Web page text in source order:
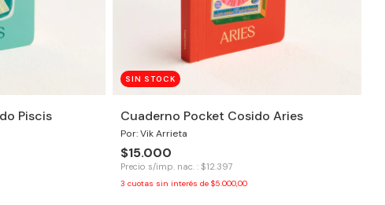
Piscis
SIN STOCK
Cuaderno Pocket Cosido Aries
Por: Vik Arrieta
$15.000
Precio s/imp. nac. : $12.397
3 cuotas sin interés de$5.000,00